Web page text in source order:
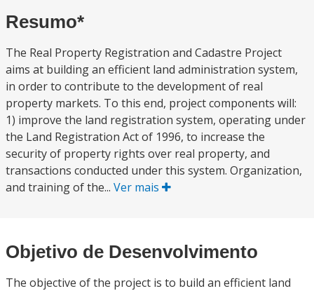
Resumo*
The Real Property Registration and Cadastre Project
aims at building an efficient land administration system,
in order to contribute to the development of real
property markets. To this end, project components will:
1) improve the land registration system, operating under
the Land Registration Act of 1996, to increase the
security of property rights over real property, and
transactions conducted under this system. Organization,
and training of the... Ver mais
Objetivo de Desenvolvimento
The objective of the project is to build an efficient land